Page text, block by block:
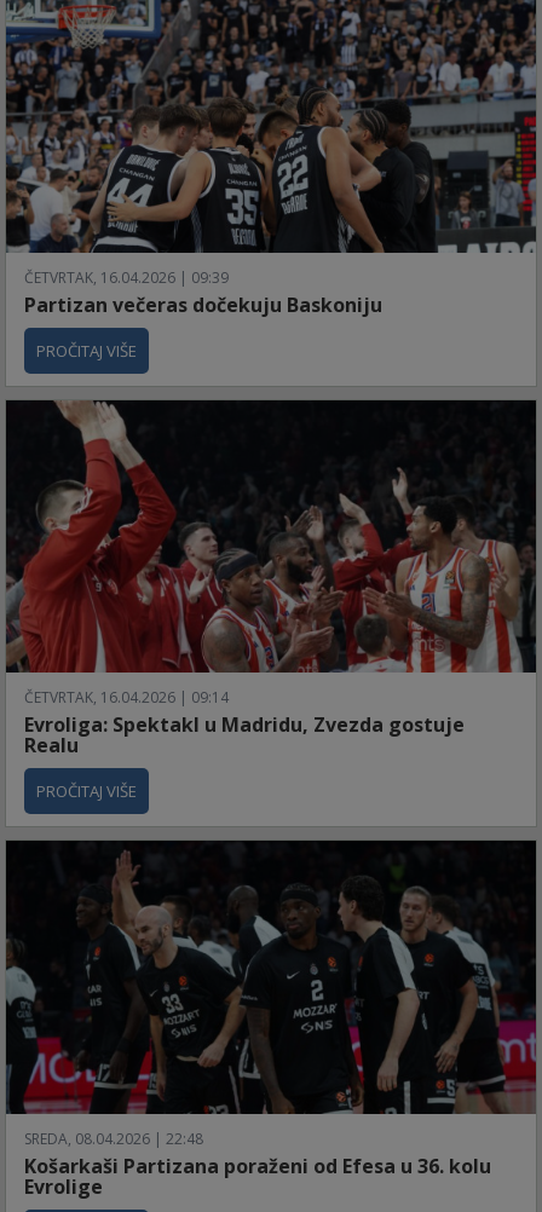
ČETVRTAK, 16.04.2026 | 09:39
Partizan večeras dočekuju Baskoniju
PROČITAJ VIŠE
ČETVRTAK, 16.04.2026 | 09:14
Evroliga: Spektakl u Madridu, Zvezda gostuje
Realu
PROČITAJ VIŠE
SREDA, 08.04.2026 | 22:48
Košarkaši Partizana poraženi od Efesa u 36. kolu
Evrolige